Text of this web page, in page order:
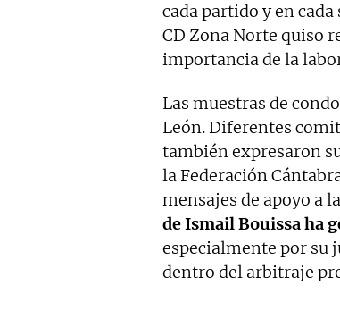
cada partido y en
CD Zona Norte quiso
importancia de la
Las muestras de
León. Diferentes
también expresaron
la Federación
mensajes de apoyo a
de Ismail Bouissa ha
especialmente por su
dentro del arbitraje